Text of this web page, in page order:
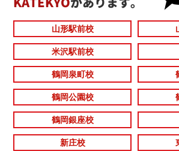
山形駅前校
米沢駅前校
鶴岡泉町校
鶴岡公園校
鶴岡銀座校
新庄校